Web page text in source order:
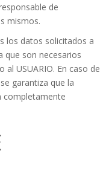
de
mismos.
los datos solicitados a
que son necesarios
USUARIO. En caso de
garantiza que la
completamente